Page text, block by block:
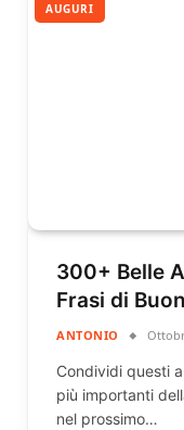
AUGURI
300+ Belle
Frasi di
ANTONIO
Condividi questi
più importanti
nel prossimo…